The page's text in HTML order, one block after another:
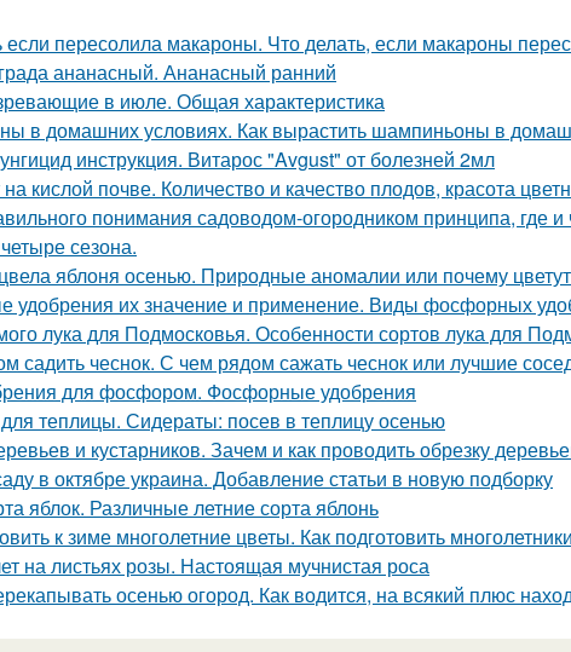
если пересолила макароны. Что делать, если макароны
ананасный. Ананасный ранний
в июле. Общая характеристика
в домашних условиях. Как вырастить шампиньоны в
инструкция. Витарос "Avgust" от болезней 2мл
на кислой почве. Количество и качество плодов, красота
понимания садоводом-огородником принципа, где
сезона.
яблоня осенью. Природные аномалии или почему
удобрения их значение и применение. Виды фосфорных
лука для Подмосковья. Особенности сортов лука для
садить чеснок. С чем рядом сажать чеснок или лучшие
для фосфором. Фосфорные удобрения
теплицы. Сидераты: посев в теплицу осенью
и кустарников. Зачем и как проводить обрезку
в октябре украина. Добавление статьи в новую подборку
яблок. Различные летние сорта яблонь
к зиме многолетние цветы. Как подготовить
на листьях розы. Настоящая мучнистая роса
осенью огород. Как водится, на всякий плюс